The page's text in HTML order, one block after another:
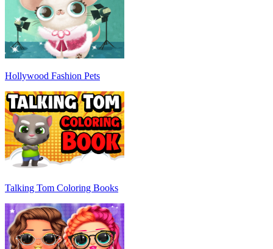
Hollywood Fashion Pets
Talking Tom Coloring Books